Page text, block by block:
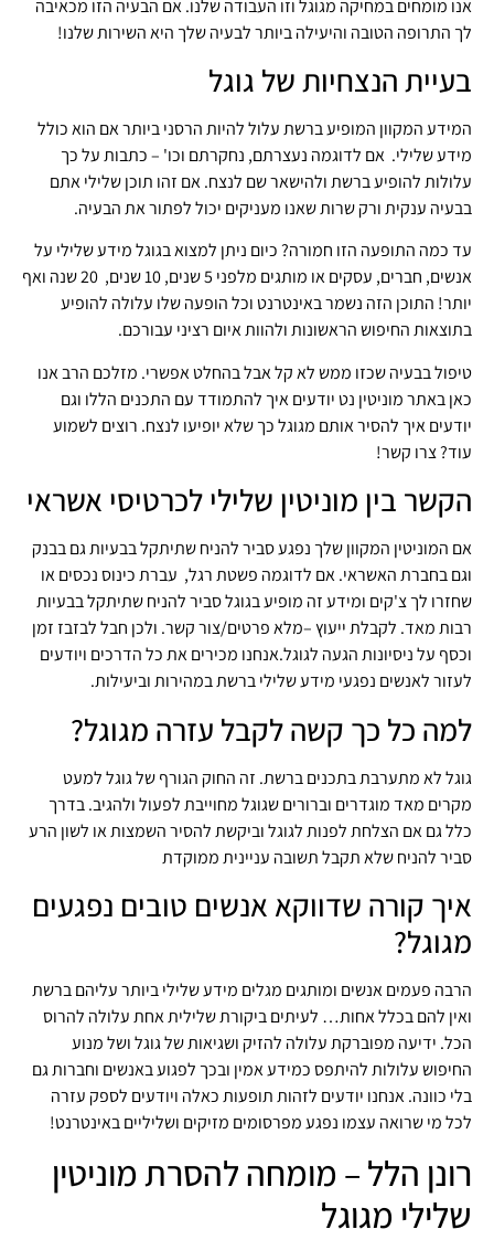
אנו מומחים במחיקה מגוגל וזו העבודה שלנו. אם הבעיה הזו מכאיבה
לך התרופה הטובה והיעילה ביותר לבעיה שלך היא השירות שלנו!
בעיית הנצחיות של גוגל
המידע המקוון המופיע ברשת עלול להיות הרסני ביותר אם הוא כולל
מידע שלילי. אם לדוגמה נעצרתם, נחקרתם וכו' – כתבות על כך
עלולות להופיע ברשת ולהישאר שם לנצח. אם זהו תוכן שלילי אתם
בבעיה ענקית ורק שרות שאנו מעניקים יכול לפתור את הבעיה.
עד כמה התופעה הזו חמורה? כיום ניתן למצוא בגוגל מידע שלילי על
אנשים, חברים, עסקים או מותגים מלפני 5 שנים, 10 שנים, 20 שנה ואף
יותר! התוכן הזה נשמר באינטרנט וכל הופעה שלו עלולה להופיע
בתוצאות החיפוש הראשונות ולהוות איום רציני עבורכם.
טיפול בבעיה שכזו ממש לא קל אבל בהחלט אפשרי. מזלכם הרב אנו
כאן באתר מוניטין נט יודעים איך להתמודד עם התכנים הללו וגם
יודעים איך להסיר אותם מגוגל כך שלא יופיעו לנצח. רוצים לשמוע
עוד? צרו קשר!
הקשר בין מוניטין שלילי לכרטיסי אשראי
אם המוניטין המקוון שלך נפגע סביר להניח שתיתקל בבעיות גם בבנק
וגם בחברת האשראי. אם לדוגמה פשטת רגל, עברת כינוס נכסים או
שחזרו לך צ'קים ומידע זה מופיע בגוגל סביר להניח שתיתקל בבעיות
רבות מאד. לקבלת ייעוץ –מלא פרטים/צור קשר. ולכן חבל לבזבז זמן
וכסף על ניסיונות הגעה לגוגל.אנחנו מכירים את כל הדרכים ויודעים
לעזור לאנשים נפגעי מידע שלילי ברשת במהירות וביעילות.
למה כל כך קשה לקבל עזרה מגוגל?
גוגל לא מתערבת בתכנים ברשת. זה החוק הגורף של גוגל למעט
מקרים מאד מוגדרים וברורים שגוגל מחוייבת לפעול ולהגיב. בדרך
כלל גם אם הצלחת לפנות לגוגל וביקשת להסיר השמצות או לשון הרע
סביר להניח שלא תקבל תשובה עניינית ממוקדת
איך קורה שדווקא אנשים טובים נפגעים
מגוגל?
הרבה פעמים אנשים ומותגים מגלים מידע שלילי ביותר עליהם ברשת
ואין להם בכלל אחות… לעיתים ביקורת שלילית אחת עלולה להרוס
הכל. ידיעה מפוברקת עלולה להזיק ושגיאות של גוגל ושל מנוע
החיפוש עלולות להיתפס כמידע אמין ובכך לפגוע באנשים וחברות גם
בלי כוונה. אנחנו יודעים לזהות תופעות כאלה ויודעים לספק עזרה
לכל מי שרואה עצמו נפגע מפרסומים מזיקים ושליליים באינטרנט!
רונן הלל – מומחה להסרת מוניטין
שלילי מגוגל